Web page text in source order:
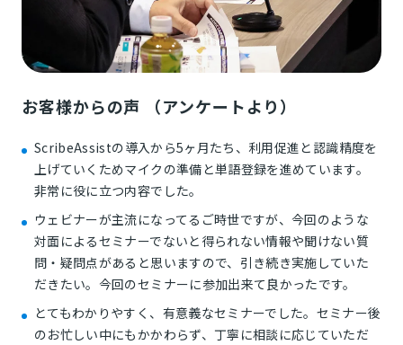
お客様からの声 （アンケートより）
ScribeAssistの導入から5ヶ月たち、利用促進と認識精度を
上げていくためマイクの準備と単語登録を進めています。
非常に役に立つ内容でした。
ウェビナーが主流になってるご時世ですが、今回のような
対面によるセミナーでないと得られない情報や聞けない質
問・疑問点があると思いますので、引き続き実施していた
だきたい。今回のセミナーに参加出来て良かったです。
とてもわかりやすく、有意義なセミナーでした。セミナー後
のお忙しい中にもかかわらず、丁寧に相談に応じていただ